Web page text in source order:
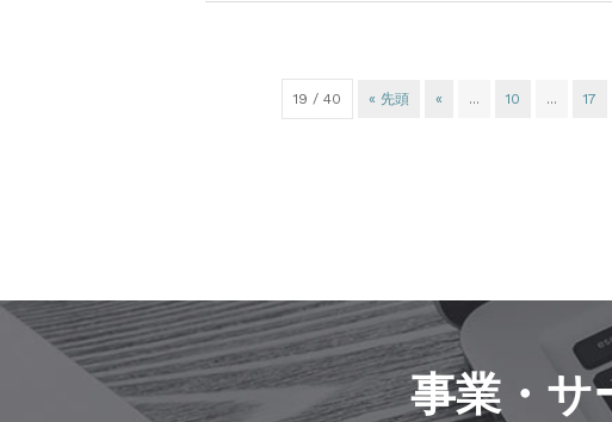
19 / 40 « 先頭 « ... 10 ... 17
事業・サ